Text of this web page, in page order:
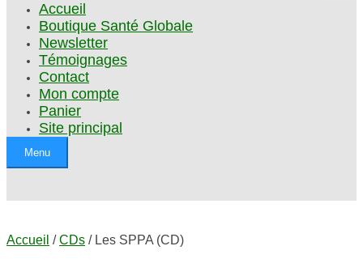
Accueil
Boutique Santé Globale
Newsletter
Témoignages
Contact
Mon compte
Panier
Site principal
Menu
Accueil /CDs / Les SPPA (CD)